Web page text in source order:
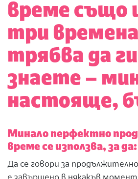
време също
три
трябва да ги
знаете –
настояще,
Минало перфектно
време се използва, за да:
Да се ​​говори за